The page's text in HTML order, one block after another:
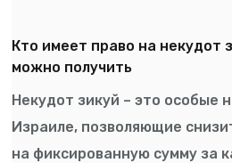
Кто имеет право на некудот
можно получить
Некудот зикуй – это особые
Израиле, позволяющие
на фиксированную сумму за